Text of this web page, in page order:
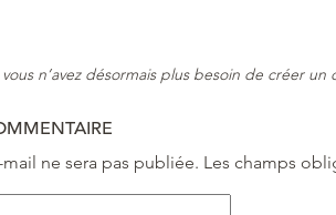
n’avez désormais plus besoin de créer
ne sera pas publiée. Les champs